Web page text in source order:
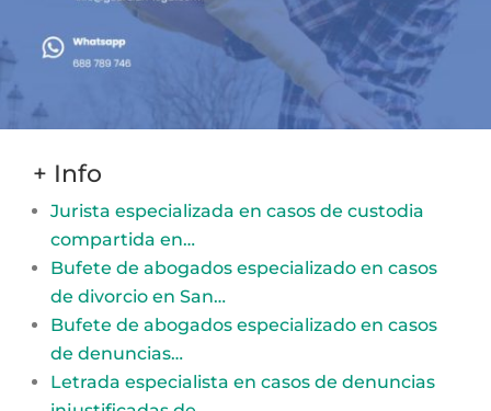
+ Info
Jurista especializada en casos de custodia
compartida en…
Bufete de abogados especializado en casos
de divorcio en San…
Bufete de abogados especializado en casos
de denuncias…
Letrada especialista en casos de denuncias